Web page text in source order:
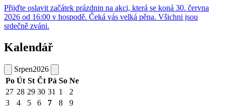
Přijďte oslavit začátek prázdnin na akci, která se koná 30. června
2026 od 16:00 v hospodě. Čeká vás velká pěna. Všichni jsou
srdečně zváni.
Kalendář
Srpen2026
Po Út St Čt Pá So Ne
27 28 29 30 31 1
2
3
4 5 6 7 8
9